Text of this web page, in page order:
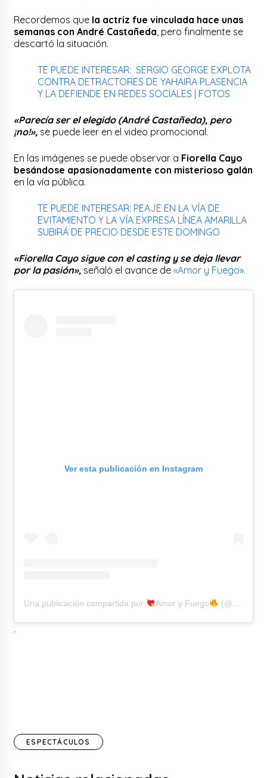
Recordemos que la actriz fue vinculada hace unas
semanas con André Castañeda , pero finalmente se
descartó la situación.
TE PUEDE INTERESAR: SERGIO GEORGE EXPLOTA
CONTRA DETRACTORES DE YAHAIRA PLASENCIA
Y LA DEFIENDE EN REDES SOCIALES | FOTOS
«Parecía ser el elegido (André Castañeda), pero
¡no!», se puede leer en el video promocional.
En las imágenes se puede observar a Fiorella Cayo
besándose apasionadamente con misterioso galán
en la vía pública.
TE PUEDE INTERESAR: PEAJE EN LA VÍA DE
EVITAMIENTO Y LA VÍA EXPRESA LÍNEA AMARILLA
SUBIRÁ DE PRECIO DESDE ESTE DOMINGO
«Fiorella Cayo sigue con el casting y se deja llevar
por la pasión», señaló el avance de«Amor y Fuego».
Ver esta publicación en Instagram
Una publicación compartida por Amor y Fuego (@amoryfuego.oficial)
.
ESPECTÁCULOS